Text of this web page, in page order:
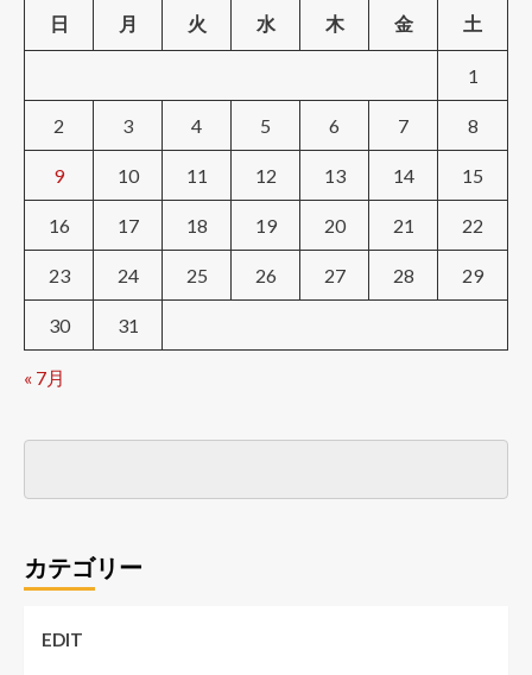
日 月 火 水 木 金 土
1
2 3 4 5 6 7 8
9 10 11 12 13 14 15
16 17 18 19 20 21 22
23 24 25 26 27 28 29
30 31
« 7月
カテゴリー
EDIT